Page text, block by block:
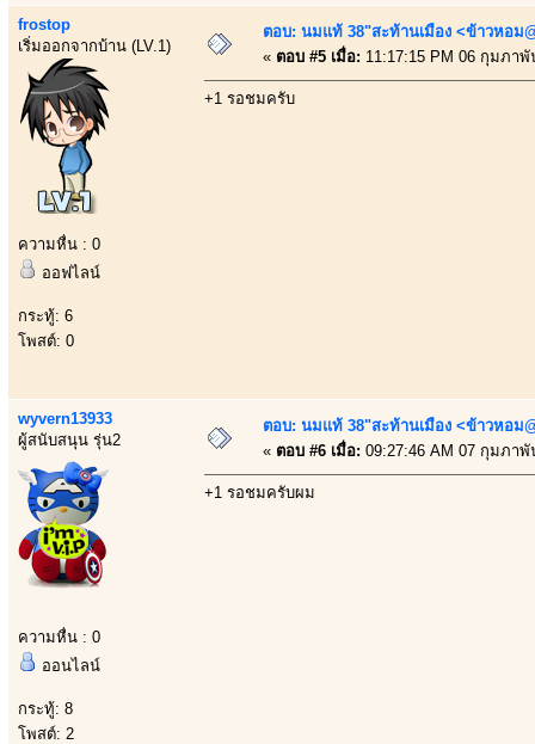
frostop
เริ่มออกจากบ้าน (LV.1)
ความหื่น : 0
ออฟไลน์
กระทู้: 6
โพสต์: 0
ตอบ: นมแท้ 38"สะท้านเมือง <ข้าวหอม
« ตอบ #5 เมื่อ: 11:17:15 PM 06 กุมภาพั
+1 รอชมครับ
wyvern13933
ผู้สนับสนุน รุ่น2
ความหื่น : 0
ออนไลน์
กระทู้: 8
โพสต์: 2
ตอบ: นมแท้ 38"สะท้านเมือง <ข้าวหอม
« ตอบ #6 เมื่อ: 09:27:46 AM 07 กุมภาพั
+1 รอชมครับผม